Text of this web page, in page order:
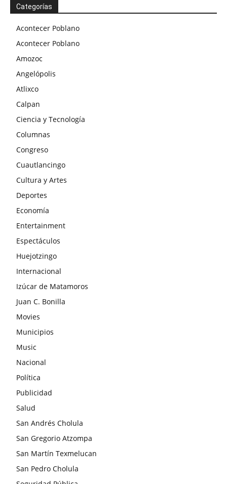
Categorías
Acontecer Poblano
Acontecer Poblano
Amozoc
Angelópolis
Atlixco
Calpan
Ciencia y Tecnología
Columnas
Congreso
Cuautlancingo
Cultura y Artes
Deportes
Economía
Entertainment
Espectáculos
Huejotzingo
Internacional
Izúcar de Matamoros
Juan C. Bonilla
Movies
Municipios
Music
Nacional
Política
Publicidad
Salud
San Andrés Cholula
San Gregorio Atzompa
San Martín Texmelucan
San Pedro Cholula